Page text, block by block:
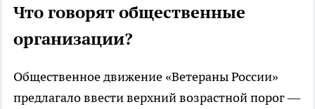
Что говорят общественные
организации?
Общественное движение «Ветераны России»
предлагало ввести верхний возрастной порог —